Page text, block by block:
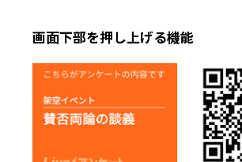
画面下部を押し上げる機能